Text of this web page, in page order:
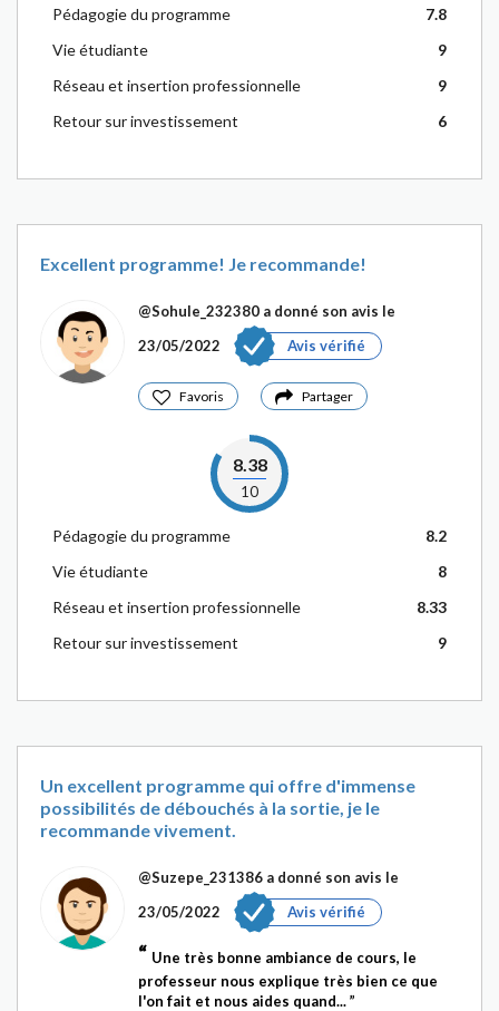
Pédagogie du programme
7.8
Vie étudiante
9
Réseau et insertion professionnelle
9
Retour sur investissement
6
Excellent programme! Je recommande!
@Sohule_232380 a donné son avis le
23/05/2022
Avis vérifié
Favoris Partager
8.38
10
Pédagogie du programme
8.2
Vie étudiante
8
Réseau et insertion professionnelle
8.33
Retour sur investissement
9
Un excellent programme qui offre d'immense
possibilités de débouchés à la sortie, je le
recommande vivement.
@Suzepe_231386 a donné son avis le
23/05/2022
Avis vérifié
Une très bonne ambiance de cours, le
professeur nous explique très bien ce que
l'on fait et nous aides quand...